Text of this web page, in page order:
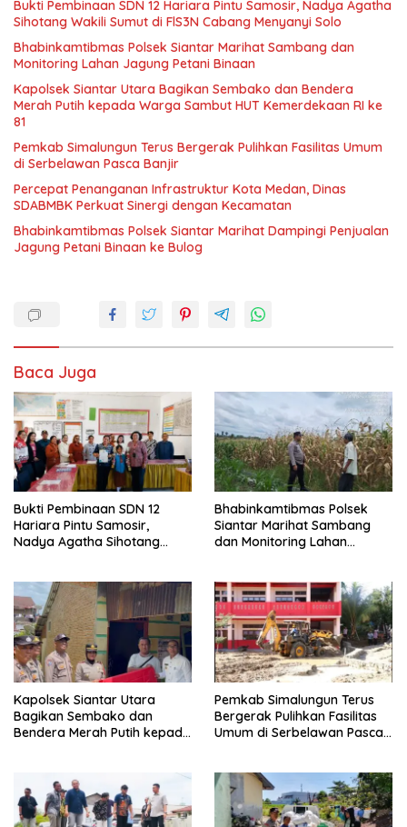
Bukti Pembinaan SDN 12 Hariara Pintu Samosir, Nadya Agatha
Sihotang Wakili Sumut di FlS3N Cabang Menyanyi Solo
Bhabinkamtibmas Polsek Siantar Marihat Sambang dan
Monitoring Lahan Jagung Petani Binaan
Kapolsek Siantar Utara Bagikan Sembako dan Bendera
Merah Putih kepada Warga Sambut HUT Kemerdekaan RI ke
81
Pemkab Simalungun Terus Bergerak Pulihkan Fasilitas Umum
di Serbelawan Pasca Banjir
Percepat Penanganan Infrastruktur Kota Medan, Dinas
SDABMBK Perkuat Sinergi dengan Kecamatan
Bhabinkamtibmas Polsek Siantar Marihat Dampingi Penjualan
Jagung Petani Binaan ke Bulog
Baca Juga
Bukti Pembinaan SDN 12
Hariara Pintu Samosir,
Nadya Agatha Sihotang
Bhabinkamtibmas Polsek
Siantar Marihat Sambang
dan Monitoring Lahan
Kapolsek Siantar Utara
Bagikan Sembako dan
Bendera Merah Putih kepada
Pemkab Simalungun Terus
Bergerak Pulihkan Fasilitas
Umum di Serbelawan Pasca